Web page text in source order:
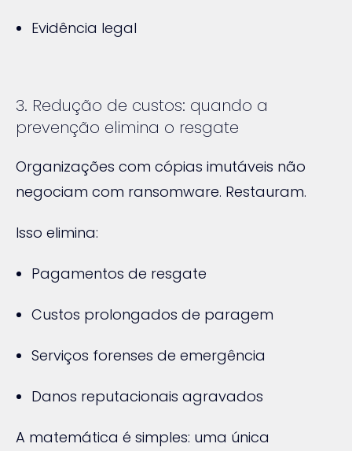
Evidência legal
3. Redução de custos: quando a
prevenção elimina o resgate
Organizações com cópias imutáveis não
negociam com ransomware. Restauram.
Isso elimina:
Pagamentos de resgate
Custos prolongados de paragem
Serviços forenses de emergência
Danos reputacionais agravados
A matemática é simples: uma única